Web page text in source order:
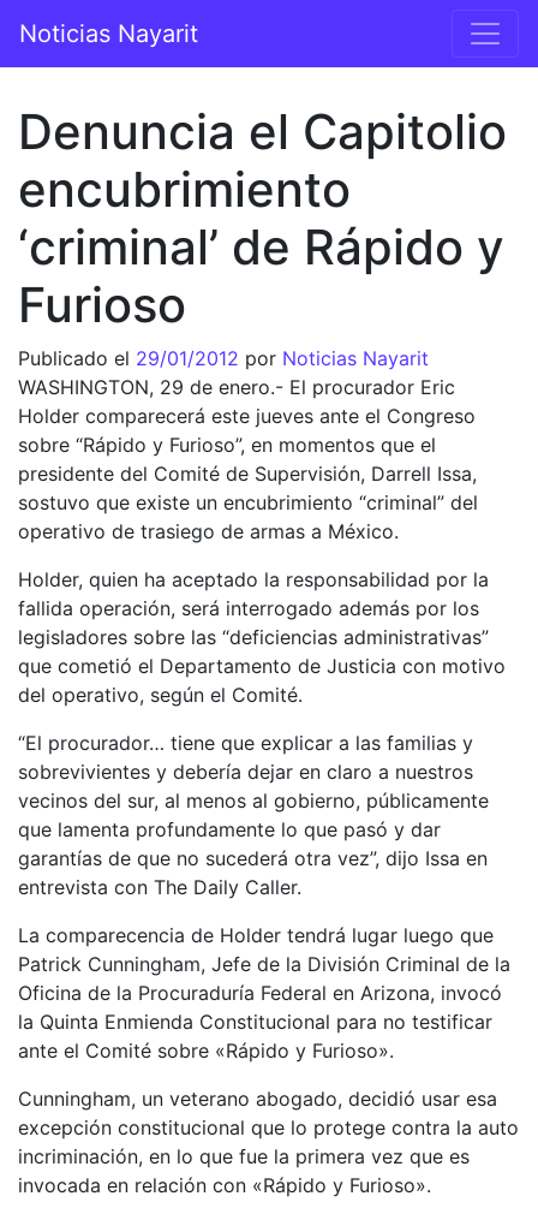
Navegación principal
Noticias Nayarit
Denuncia el Capitolio
encubrimiento
‘criminal’ de Rápido y
Furioso
Publicado el 29/01/2012 por Noticias Nayarit
WASHINGTON, 29 de enero.- El procurador Eric
Holder comparecerá este jueves ante el Congreso
sobre “Rápido y Furioso”, en momentos que el
presidente del Comité de Supervisión, Darrell Issa,
sostuvo que existe un encubrimiento “criminal” del
operativo de trasiego de armas a México.
Holder, quien ha aceptado la responsabilidad por la
fallida operación, será interrogado además por los
legisladores sobre las “deficiencias administrativas”
que cometió el Departamento de Justicia con motivo
del operativo, según el Comité.
“El procurador… tiene que explicar a las familias y
sobrevivientes y debería dejar en claro a nuestros
vecinos del sur, al menos al gobierno, públicamente
que lamenta profundamente lo que pasó y dar
garantías de que no sucederá otra vez”, dijo Issa en
entrevista con The Daily Caller.
La comparecencia de Holder tendrá lugar luego que
Patrick Cunningham, Jefe de la División Criminal de la
Oficina de la Procuraduría Federal en Arizona, invocó
la Quinta Enmienda Constitucional para no testificar
ante el Comité sobre «Rápido y Furioso».
Cunningham, un veterano abogado, decidió usar esa
excepción constitucional que lo protege contra la auto
incriminación, en lo que fue la primera vez que es
invocada en relación con «Rápido y Furioso».